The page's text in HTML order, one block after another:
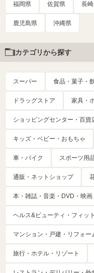
福岡県 佐賀県 長
鹿児島県 沖縄県
カテゴリから探す
スーパー 食品・菓子・
ドラッグストア 家具・
ショッピングセンター・百貨
キッズ・ベビー・おもちゃ
車・バイク スポーツ用
通販・ネットショップ
本・雑誌・音楽・DVD・映画
ヘルス&ビューティ・フィッ
マンション・戸建・リフォー
旅行・ホテル・リゾート